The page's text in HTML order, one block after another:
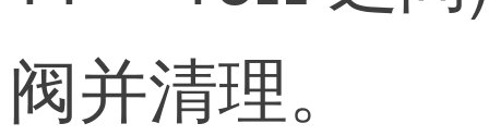
阀并清理。